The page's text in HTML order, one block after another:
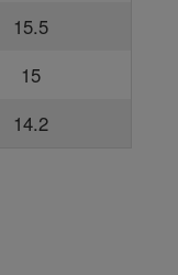
15.5
15
14.2